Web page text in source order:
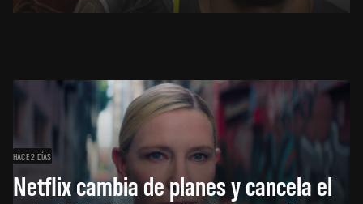
HACE 2 DÍAS
Netflix cambia de planes y cancela el